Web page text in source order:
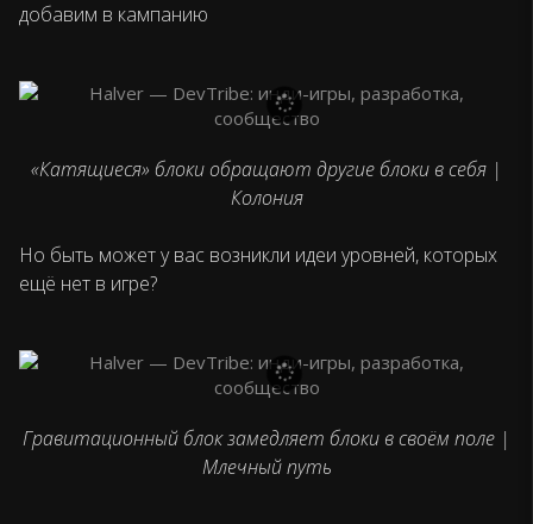
добавим в кампанию
«Катящиеся» блоки обращают другие блоки в себя |
Колония
Но быть может у вас возникли идеи уровней, которых
ещё нет в игре?
Гравитационный блок замедляет блоки в своём поле |
Млечный путь